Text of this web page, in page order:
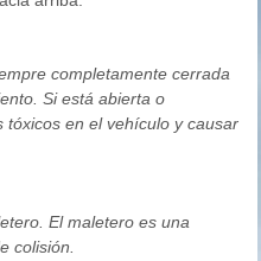
completamente cerrada
Si está abierta o
en el vehículo y causar
El maletero es una
colisión.